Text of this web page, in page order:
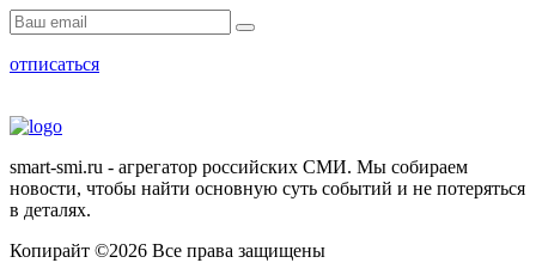
отписаться
smart-smi.ru - агрегатор российских СМИ. Мы собираем
новости, чтобы найти основную суть событий и не потеряться
в деталях.
Копирайт ©2026 Все права защищены